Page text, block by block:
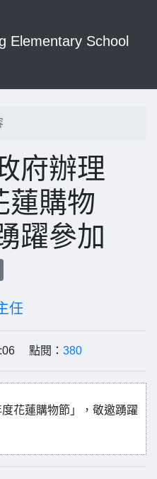
Elementary School
府辦理
蓮購物
躍參加
任
點閱： 380
花蓮購物節」，敬邀踴躍